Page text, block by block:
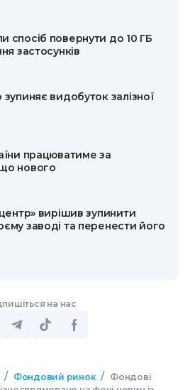
спосіб повернути до 10 ГБ
застосунків
видобуток залізної
працюватиме за
нового
вирішив зупинити
заводі та перенести його
на нас
/ Фондовий ринок / Фондові